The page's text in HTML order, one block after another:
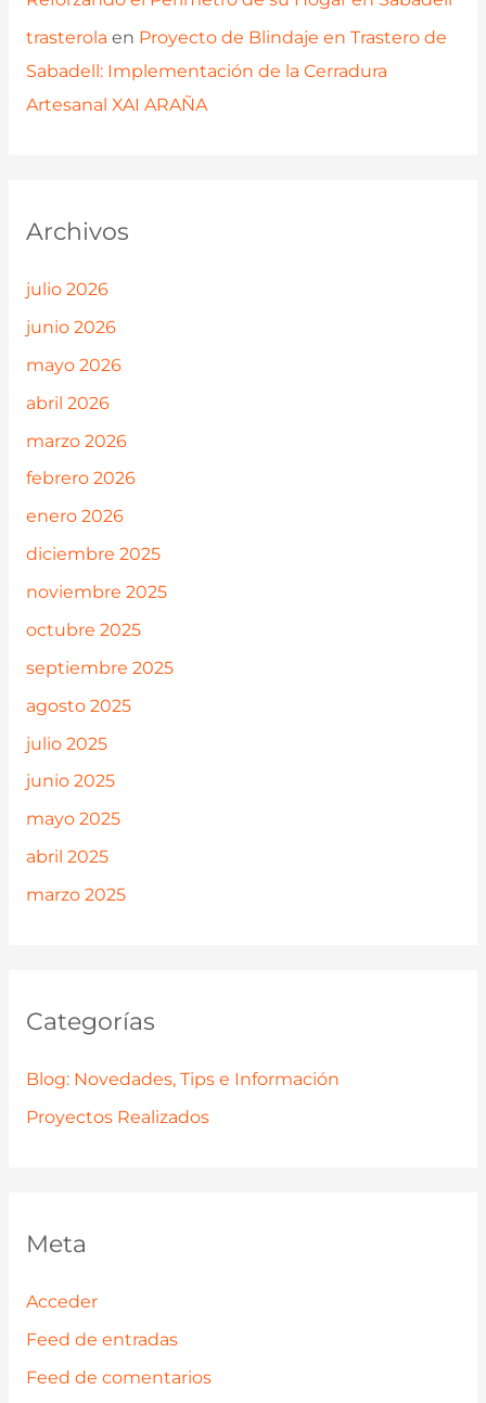
trasterola en Proyecto de Blindaje en Trastero de
Sabadell: Implementación de la Cerradura
Artesanal XAI ARAÑA
Archivos
julio 2026
junio 2026
mayo 2026
abril 2026
marzo 2026
febrero 2026
enero 2026
diciembre 2025
noviembre 2025
octubre 2025
septiembre 2025
agosto 2025
julio 2025
junio 2025
mayo 2025
abril 2025
marzo 2025
Categorías
Blog: Novedades, Tips e Información
Proyectos Realizados
Meta
Acceder
Feed de entradas
Feed de comentarios